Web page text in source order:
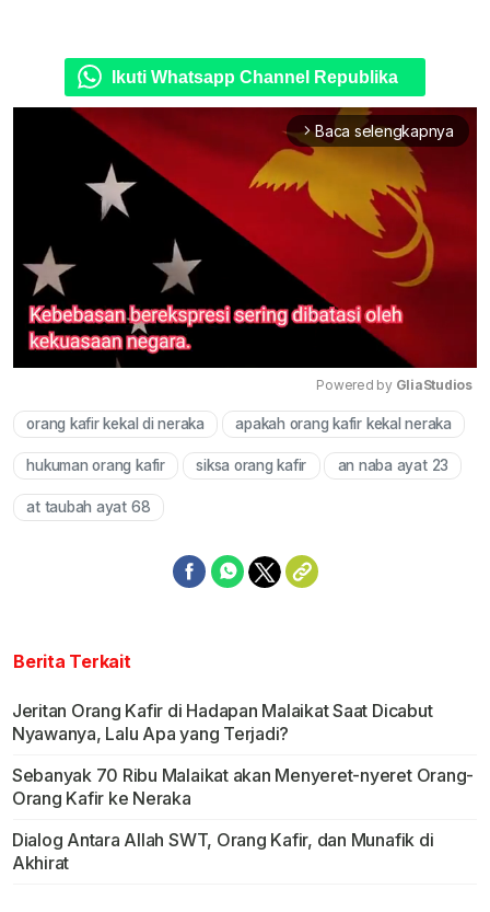
Ikuti Whatsapp Channel Republika
arrow_forward_ios Baca selengkapnya
Mute
Powered by GliaStudios
orang kafir kekal di neraka apakah orang kafir kekal neraka
hukuman orang kafir siksa orang kafir an naba ayat 23
at taubah ayat 68
Berita Terkait
Jeritan Orang Kafir di Hadapan Malaikat Saat Dicabut
Nyawanya, Lalu Apa yang Terjadi?
Sebanyak 70 Ribu Malaikat akan Menyeret-nyeret Orang-
Orang Kafir ke Neraka
Dialog Antara Allah SWT, Orang Kafir, dan Munafik di
Akhirat